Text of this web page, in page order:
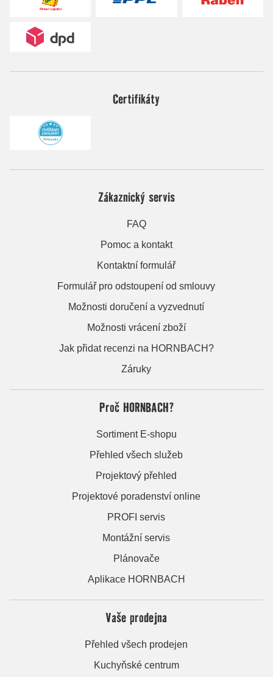
Certifikáty
Zákaznický servis
FAQ
Pomoc a kontakt
Kontaktní formulář
Formulář pro odstoupení od smlouvy
Možnosti doručení a vyzvednutí
Možnosti vrácení zboží
Jak přidat recenzi na HORNBACH?
Záruky
Proč HORNBACH?
Sortiment E-shopu
Přehled všech služeb
Projektový přehled
Projektové poradenství online
PROFI servis
Montážní servis
Plánovače
Aplikace HORNBACH
Vaše prodejna
Přehled všech prodejen
Kuchyňské centrum